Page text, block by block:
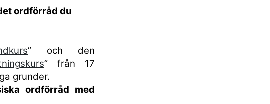
ordförråd du
” och den
” från 17
grunder.
ordförråd med